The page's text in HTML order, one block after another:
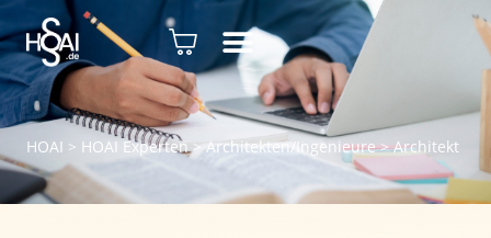
HOAI > HOAI Experten>Architekten/Ingenieure>Architekt